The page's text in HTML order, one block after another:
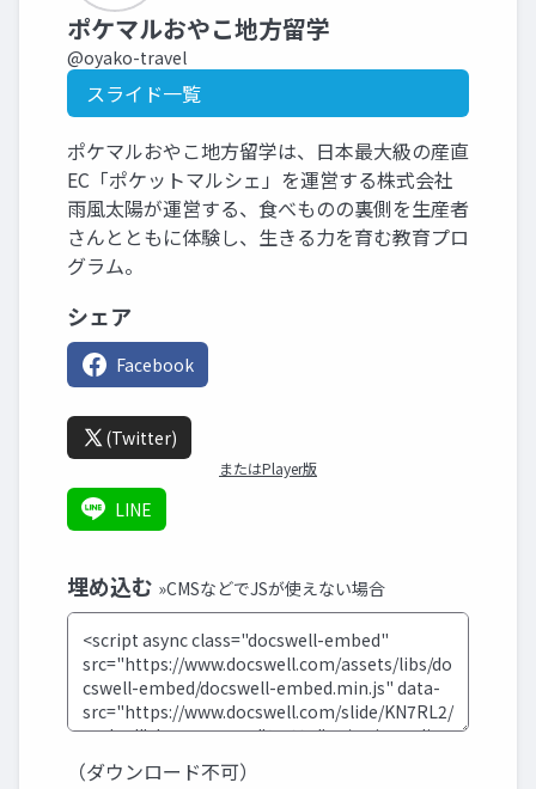
ポケマルおやこ地方留学
@oyako-travel
スライド一覧
ポケマルおやこ地方留学は、日本最大級の産直
EC「ポケットマルシェ」を運営する株式会社
雨風太陽が運営する、食べものの裏側を生産者
さんとともに体験し、生きる力を育む教育プロ
グラム。
シェア
Facebook
(Twitter)
またはPlayer版
LINE
埋め込む »CMSなどでJSが使えない場合
（ダウンロード不可）